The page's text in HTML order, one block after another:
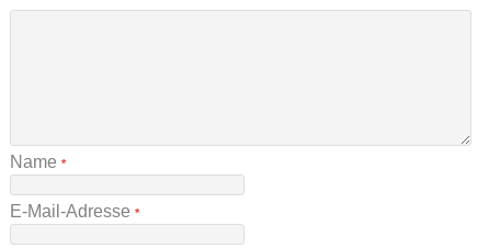
Name *
E-Mail-Adresse *